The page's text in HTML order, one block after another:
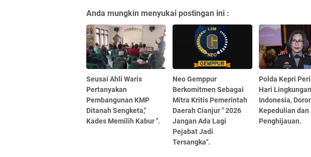
Anda mungkin menyukai postingan ini :
Seusai Ahli Waris
Pertanyakan
Pembangunan KMP
Ditanah Sengketa,"
Kades Memilih Kabur ".
Neo Gemppur
Berkomitmen Sebagai
Mitra Kritis Pemerintah
Daerah Cianjur " 2026
Jangan Ada Lagi
Pejabat Jadi
Tersangka".
Polda Kepri
Hari
Indonesia,
Kepedulian dan
Penghijauan.